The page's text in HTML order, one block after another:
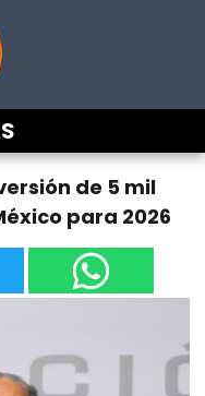
de 5 mil
para 2026